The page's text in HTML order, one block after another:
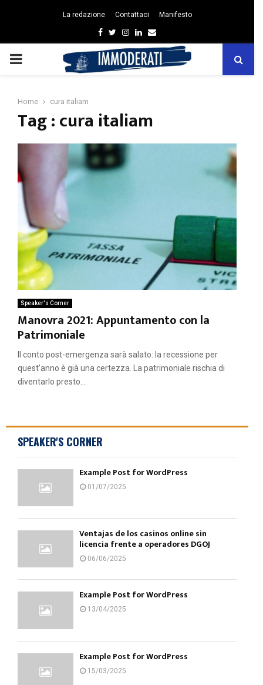
La redazione Contattaci Manifesto
Facebook
Twitter
Instagram
Linkedin
Email
PRIMARY
Home cura italiam
Tag : cura italiam
Speaker's Corner
Manovra 2021: Appuntamento con la
Patrimoniale
Il conto post-emergenza sarà salato: la recessione per
quest’anno è già una certezza. La patrimoniale rischia di
diventarlo presto...
SPEAKER'S CORNER
Example Post for WordPress
01/07/2025
Ventajas de los casinos online sin
licencia frente a operadores DGOJ
06/06/2025
Example Post for WordPress
13/04/2025
Example Post for WordPress
15/03/2025